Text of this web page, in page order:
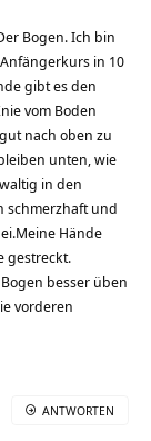
Bogen. Ich bin
in 10
gibt es den
vom Boden
nach oben zu
unten, wie
in den
schmerzhaft und
Hände
gestreckt.
besser üben
vorderen
ANTWORTEN